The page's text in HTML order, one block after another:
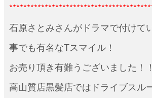
石原さとみさんがドラマで付けて
事でも有名なTスマイル！
お売り頂き有難うございました！！
高山質店黒髪店ではドライブスル